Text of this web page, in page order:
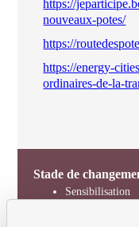
https://
nouveaux-potes/
https://
https://energy-
ordinaires-de-la-
Stade de
Sensibilisation